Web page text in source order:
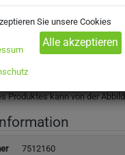
GmbH
6336 Langkampfen,
Produktes kann von der
7512160
Sie unsere Cookies